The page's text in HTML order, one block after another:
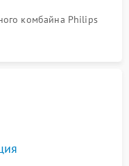
комбайна Philips